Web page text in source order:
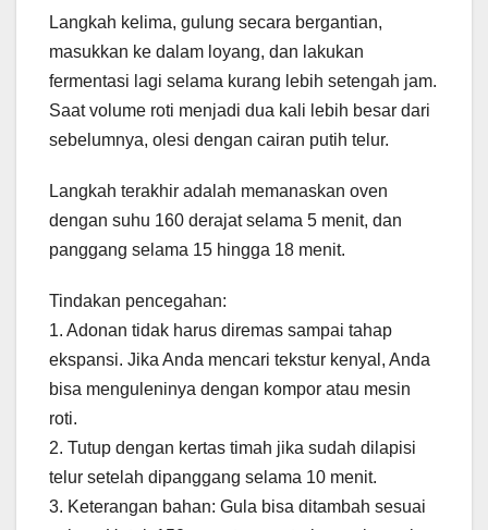
Langkah kelima, gulung secara bergantian,
masukkan ke dalam loyang, dan lakukan
fermentasi lagi selama kurang lebih setengah jam.
Saat volume roti menjadi dua kali lebih besar dari
sebelumnya, olesi dengan cairan putih telur.
Langkah terakhir adalah memanaskan oven
dengan suhu 160 derajat selama 5 menit, dan
panggang selama 15 hingga 18 menit.
Tindakan pencegahan:
1. Adonan tidak harus diremas sampai tahap
ekspansi. Jika Anda mencari tekstur kenyal, Anda
bisa menguleninya dengan kompor atau mesin
roti.
2. Tutup dengan kertas timah jika sudah dilapisi
telur setelah dipanggang selama 10 menit.
3. Keterangan bahan: Gula bisa ditambah sesuai